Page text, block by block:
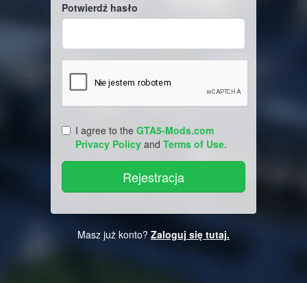
Potwierdź hasło
I agree to the GTA5-Mods.com
Privacy Policy and Terms of Use.
Masz już konto? Zaloguj się tutaj.